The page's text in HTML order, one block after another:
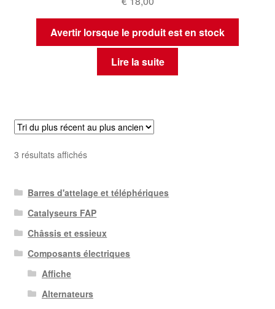
Avertir lorsque le produit est en stock
Lire la suite
3 résultats affichésTrié
récent
au
plus
ancien
Barres d'attelage et téléphériques
Catalyseurs FAP
Châssis et essieux
Composants électriques
Affiche
Alternateurs